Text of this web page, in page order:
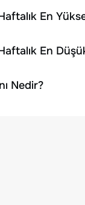
En
En
Nedir?